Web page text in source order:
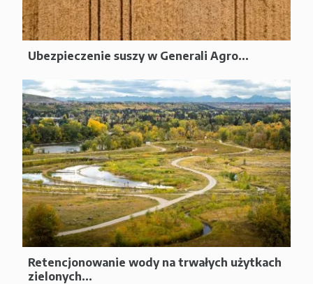
Ubezpieczenie suszy w Generali Agro...
Retencjonowanie wody na trwałych użytkach
zielonych...